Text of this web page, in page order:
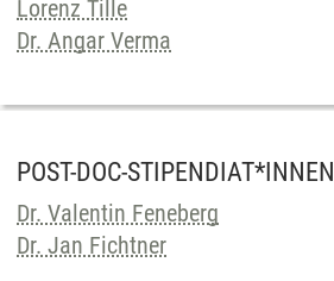
Lorenz Tille
Dr. Angar Verma
POST-DOC-STIPENDIAT*INNEN
Dr. Valentin Feneberg
Dr. Jan Fichtner